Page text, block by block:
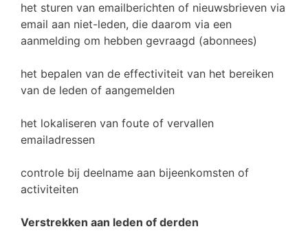
het sturen van emailberichten of nieuwsbrieven via
email aan niet-leden, die daarom via een
aanmelding om hebben gevraagd (abonnees)
het bepalen van de effectiviteit van het bereiken
van de leden of aangemelden
het lokaliseren van foute of vervallen
emailadressen
controle bij deelname aan bijeenkomsten of
activiteiten
Verstrekken aan leden of derden